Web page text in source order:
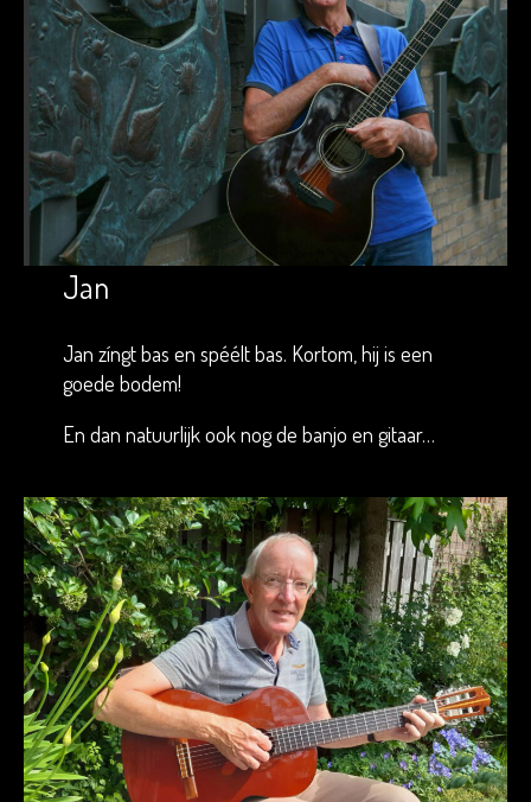
Jan
Jan zíngt bas en spéélt bas. Kortom, hij is een
goede bodem!
En dan natuurlijk ook nog de banjo en gitaar…